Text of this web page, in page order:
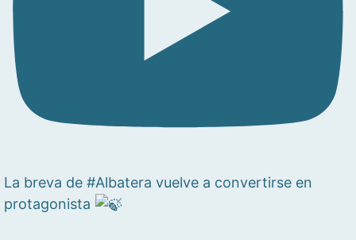
La breva de #Albatera vuelve a convertirse en
protagonista